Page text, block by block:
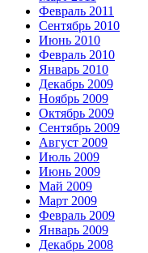
Февраль 2011
Сентябрь 2010
Июнь 2010
Февраль 2010
Январь 2010
Декабрь 2009
Ноябрь 2009
Октябрь 2009
Сентябрь 2009
Август 2009
Июль 2009
Июнь 2009
Май 2009
Март 2009
Февраль 2009
Январь 2009
Декабрь 2008